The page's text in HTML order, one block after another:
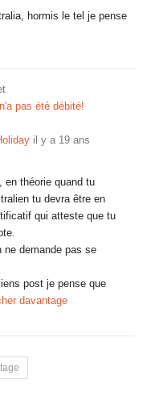
hormis le tel je pense
pas été débité!
il y a 19 ans
en théorie quand tu
tu devra être en
qui atteste que tu
ne demande pas se
post je pense que
davantage